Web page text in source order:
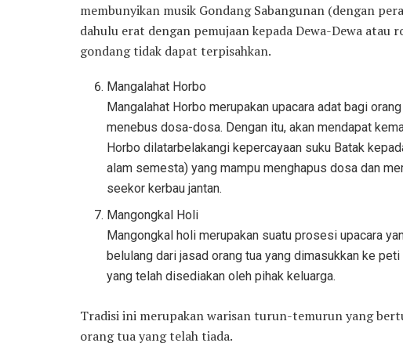
membunyikan musik Gondang Sabangunan (dengan
dahulu erat dengan pemujaan kepada Dewa-Dewa
gondang tidak dapat terpisahkan.
Mangalahat Horbo
Mangalahat Horbo merupakan upacara adat bagi
menebus dosa-dosa. Dengan itu, akan mendapat
Horbo dilatarbelakangi kepercayaan suku Batak
alam semesta) yang mampu menghapus dosa dan
seekor kerbau jantan.
Mangongkal Holi
Mangongkal holi merupakan suatu prosesi upacara
belulang dari jasad orang tua yang dimasukkan ke
yang telah disediakan oleh pihak keluarga.
Tradisi ini merupakan warisan turun-temurun yang
orang tua yang telah tiada.